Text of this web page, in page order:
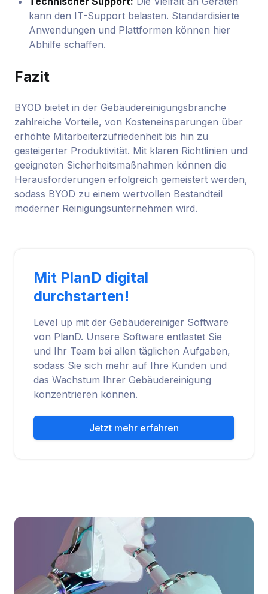
kann den IT-Support belasten. Standardisierte
Anwendungen und Plattformen können hier
Abhilfe schaffen.
Fazit
BYOD bietet in der Gebäudereinigungsbranche
zahlreiche Vorteile, von Kosteneinsparungen über
erhöhte Mitarbeiterzufriedenheit bis hin zu
gesteigerter Produktivität. Mit klaren Richtlinien und
geeigneten Sicherheitsmaßnahmen können die
Herausforderungen erfolgreich gemeistert werden,
sodass BYOD zu einem wertvollen Bestandteil
moderner Reinigungsunternehmen wird.
Mit PlanD digital
durchstarten!
Level up mit der Gebäudereiniger Software
von PlanD. Unsere Software entlastet Sie
und Ihr Team bei allen täglichen Aufgaben,
sodass Sie sich mehr auf Ihre Kunden und
das Wachstum Ihrer Gebäudereinigung
konzentrieren können.
Jetzt mehr erfahren